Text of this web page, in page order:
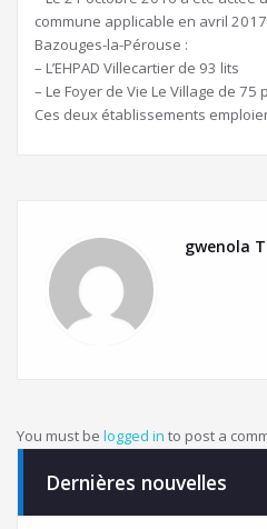
commune applicable en avril
Bazouges-la-Pérouse :
– L’EHPAD Villecartier de 93 lits
– Le Foyer de Vie Le Village de 75
Ces deux établissements
gwenola
You must be logged in to post a
Dernières nouvelles